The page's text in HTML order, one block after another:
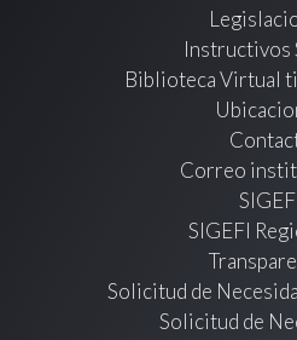
Instructivos
Biblioteca Virtual
Correo
SIGEFI
Solicitud de
Solicitud de